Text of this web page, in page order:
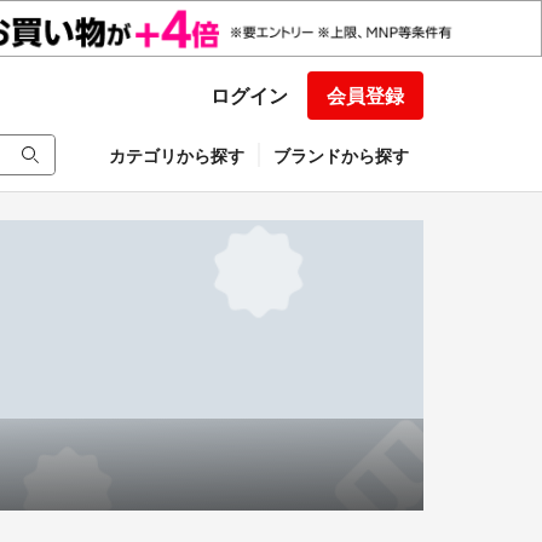
ログイン 会員登録
カテゴリから探す ブランドから探す